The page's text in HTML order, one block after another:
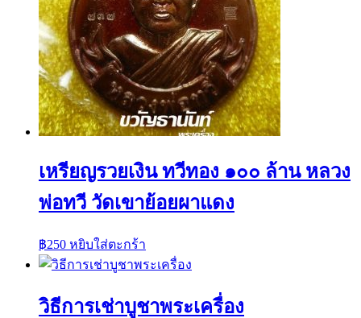
เหรียญรวยเงิน ทวีทอง ๑๐๐ ล้าน หลวง
พ่อทวี วัดเขาย้อยผาแดง
฿250 หยิบใส่ตะกร้า
วิธีการเช่าบูชาพระเครื่อง